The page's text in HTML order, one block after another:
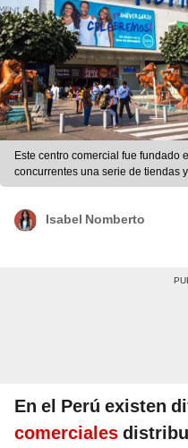
Este centro comercial fue fundado
concurrentes una serie de tiendas
composición LR/Plaza Norte/
Isabel Nomberto
En el Perú existen
comerciales